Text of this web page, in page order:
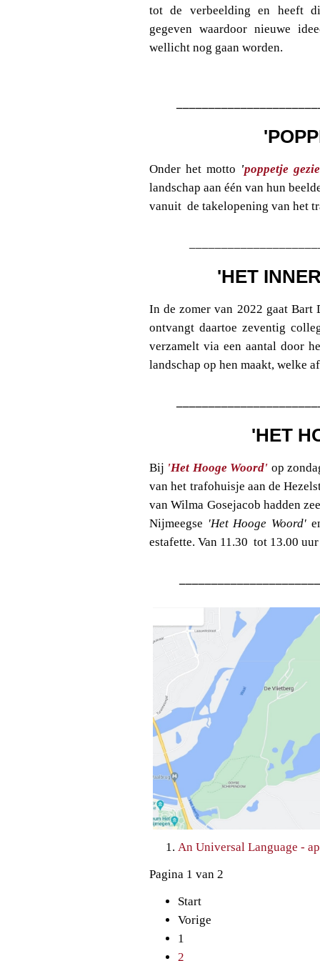
tot de verbeelding en heeft
gegeven waardoor nieuwe
wellicht nog gaan worden.
Onder het motto 'poppetje
landschap aan één van hun
vanuit de takelopening van het
'HET
In de zomer van 2022 gaat Bart
ontvangt daartoe zeventig
verzamelt via een aantal door
landschap op hen maakt, welke
'HET
Bij 'Het Hooge Woord' op
van het trafohuisje aan de
van Wilma Gosejacob hadden
Nijmeegse 'Het Hooge Woord'
estafette. Van 11.30 tot 13.00
An Universal Language -
Pagina 1 van 2
Start
Vorige
1
2